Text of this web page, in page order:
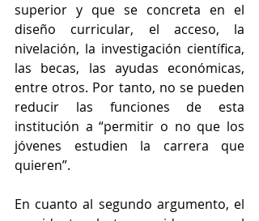
superior y que se concreta en el
diseño curricular, el acceso, la
nivelación, la investigación científica,
las becas, las ayudas económicas,
entre otros. Por tanto, no se pueden
reducir las funciones de esta
institución a “permitir o no que los
jóvenes estudien la carrera que
quieren”.
En cuanto al segundo argumento, el